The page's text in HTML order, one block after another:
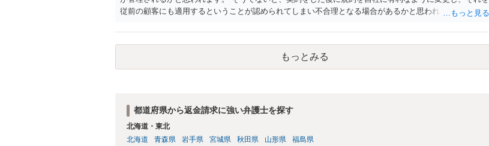
従前の顧客にも適用するということが認められてしまい不合理となる場合があるかと思われます。
もっとみる
都道府県から返金請求に強い弁護士を探す
北海道・東北
北海道
青森県 岩手県 宮城県 秋田県 山形県 福島県